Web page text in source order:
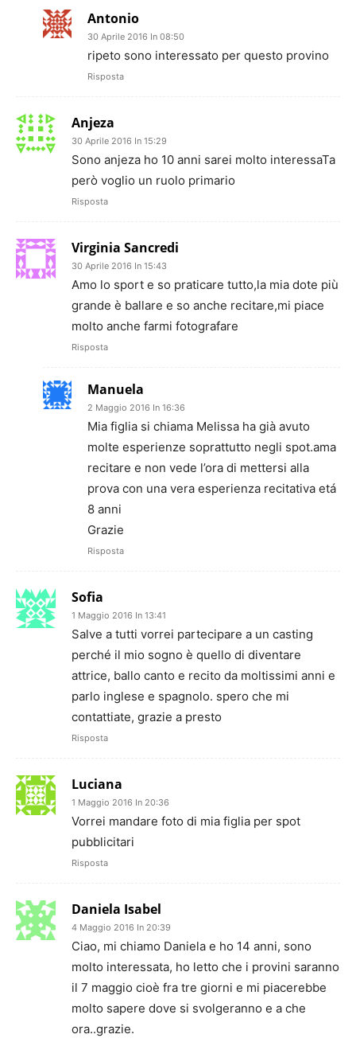
Antonio
30 Aprile 2016 In 08:50
ripeto sono interessato per questo provino
Risposta
Anjeza
30 Aprile 2016 In 15:29
Sono anjeza ho 10 anni sarei molto interessaTa
però voglio un ruolo primario
Risposta
Virginia Sancredi
30 Aprile 2016 In 15:43
Amo lo sport e so praticare tutto,la mia dote più
grande è ballare e so anche recitare,mi piace
molto anche farmi fotografare
Risposta
Manuela
2 Maggio 2016 In 16:36
Mia figlia si chiama Melissa ha già avuto
molte esperienze soprattutto negli spot.ama
recitare e non vede l’ora di mettersi alla
prova con una vera esperienza recitativa etá
8 anni
Grazie
Risposta
Sofia
1 Maggio 2016 In 13:41
Salve a tutti vorrei partecipare a un casting
perché il mio sogno è quello di diventare
attrice, ballo canto e recito da moltissimi anni e
parlo inglese e spagnolo. spero che mi
contattiate, grazie a presto
Risposta
Luciana
1 Maggio 2016 In 20:36
Vorrei mandare foto di mia figlia per spot
pubblicitari
Risposta
Daniela Isabel
4 Maggio 2016 In 20:39
Ciao, mi chiamo Daniela e ho 14 anni, sono
molto interessata, ho letto che i provini saranno
il 7 maggio cioè fra tre giorni e mi piacerebbe
molto sapere dove si svolgeranno e a che
ora..grazie.